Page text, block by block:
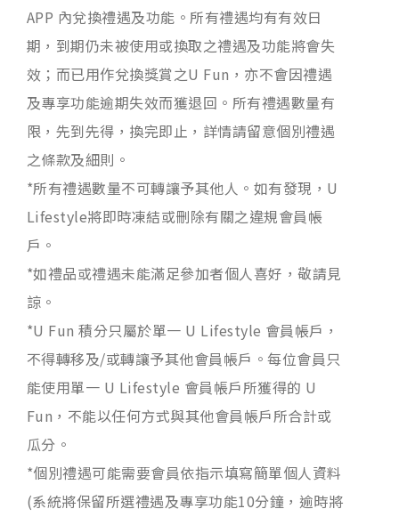
APP 內兌換禮遇及功能。所有禮遇均有有效日
期，到期仍未被使用或換取之禮遇及功能將會失
效；而已用作兌換獎賞之U Fun，亦不會因禮遇
及專享功能逾期失效而獲退回。所有禮遇數量有
限，先到先得，換完即止，詳情請留意個別禮遇
之條款及細則。
*所有禮遇數量不可轉讓予其他人。如有發現，U
Lifestyle將即時凍結或刪除有關之違規會員帳
戶。
*如禮品或禮遇未能滿足參加者個人喜好，敬請見
諒。
*U Fun 積分只屬於單一 U Lifestyle 會員帳戶，
不得轉移及/或轉讓予其他會員帳戶。每位會員只
能使用單一 U Lifestyle 會員帳戶所獲得的 U
Fun，不能以任何方式與其他會員帳戶所合計或
瓜分。
*個別禮遇可能需要會員依指示填寫簡單個人資料
(系統將保留所選禮遇及專享功能10分鐘，逾時將